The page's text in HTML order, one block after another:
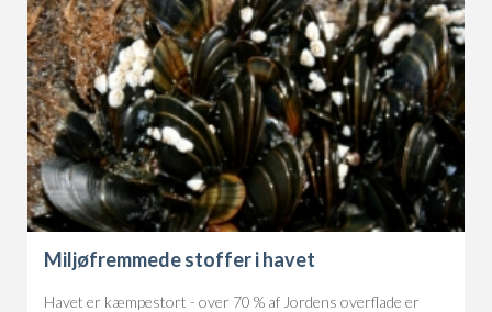
Miljøfremmede stoffer i havet
Havet er kæmpestort - over 70 % af Jordens overflade er